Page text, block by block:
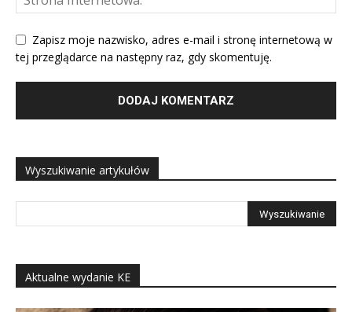
Zapisz moje nazwisko, adres e-mail i stronę internetową w
tej przeglądarce na następny raz, gdy skomentuję.
Wyszukiwanie artykułów
Aktualne wydanie KE